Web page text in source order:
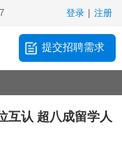
登录 注册
提交招聘需求
互认 超八成留学人